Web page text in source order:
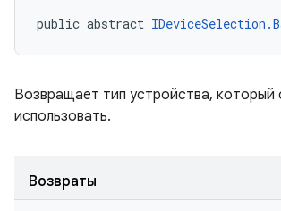
public abstract
Возвращает тип устройства, который
использовать.
Возвраты